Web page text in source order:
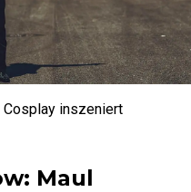
Cosplay inszeniert
Maul